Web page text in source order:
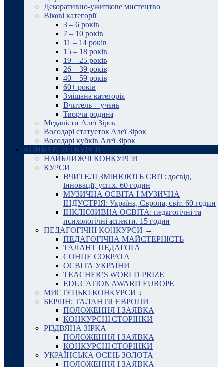
Декоративно-ужиткове мистецтво
Вікові категорії
3 – 6 років
7 – 10 років
11 – 14 років
15 – 18 років
19 – 25 років
26 – 39 років
40 – 59 років
60+ років
Змішана категорія
Вчитель + учень
Творча родина
Медалісти Алеї Зірок
Володарі статуеток Алеї Зірок
Володарі кубків Алеї Зірок
КОНКУРСИ І КУРСИ
НАЙБЛИЖЧІ КОНКУРСИ
КУРСИ
ВЧИТЕЛІ ЗМІНЮЮТЬ СВІТ: досвід,
інновації, успіх. 60 годин
МУЗИЧНА ОСВІТА І МУЗИЧНА
ІНДУСТРІЯ: Україна, Європа, світ. 60 годин
ІНКЛЮЗИВНА ОСВІТА: педагогічні та
психологічні аспекти. 15 годин
ПЕДАГОГІЧНІ КОНКУРСИ →
ПЕДАГОГІЧНА МАЙСТЕРНІСТЬ
ТАЛАНТ ПЕДАГОГА
СОНЦЕ СОКРАТА
ОСВІТА УКРАЇНИ
TEACHER’S WORLD PRIZE
EDUCATION AWARD EUROPE
МИСТЕЦЬКІ КОНКУРСИ ↓
БЕРЛІН: ТАЛАНТИ ЄВРОПИ
ПОЛОЖЕННЯ І ЗАЯВКА
КОНКУРСНІ СТОРІНКИ
РІЗДВЯНА ЗІРКА
ПОЛОЖЕННЯ І ЗАЯВКА
КОНКУРСНІ СТОРІНКИ
УКРАЇНСЬКА ОСІНЬ ЗОЛОТА
ПОЛОЖЕННЯ І ЗАЯВКА